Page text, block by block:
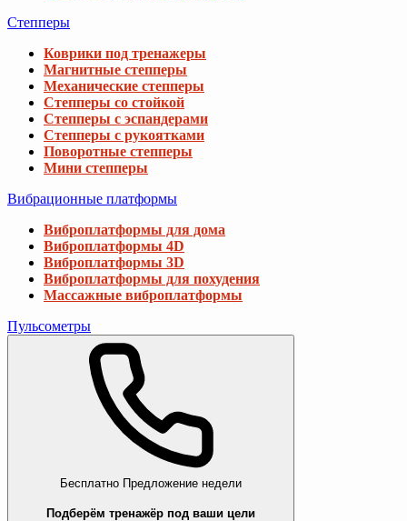
Степперы
Коврики под тренажеры
Магнитные степперы
Механические степперы
Степперы со стойкой
Степперы с эспандерами
Степперы с рукоятками
Поворотные степперы
Мини степперы
Вибрационные платформы
Виброплатформы для дома
Виброплатформы 4D
Виброплатформы 3D
Виброплатформы для похудения
Массажные виброплатформы
Пульсометры
Бесплатно Предложение недели
Подберём тренажёр под ваши цели